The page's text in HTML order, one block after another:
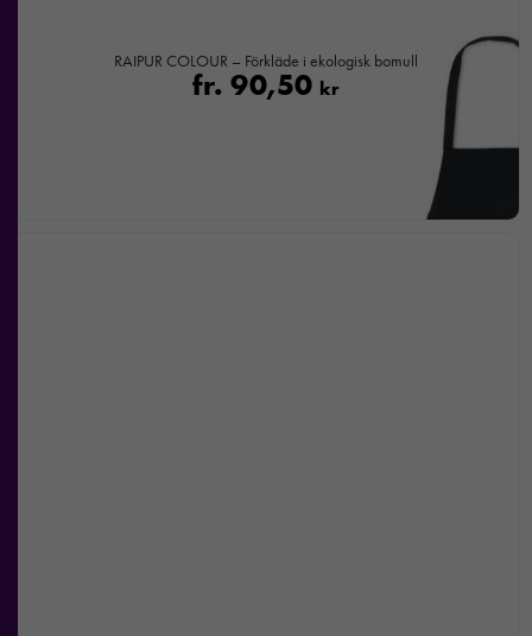
RAIPUR COLOUR – Förkläde i ekologisk bomull
fr. 90,50 kr